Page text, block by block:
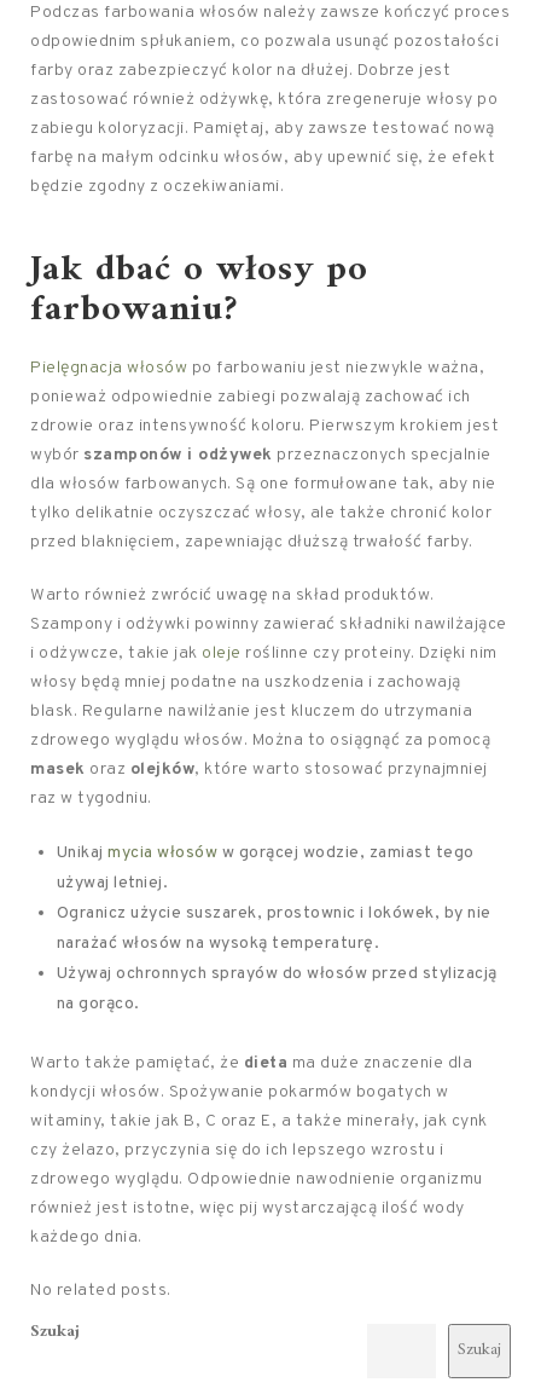
Podczas farbowania włosów należy zawsze kończyć proces
odpowiednim spłukaniem, co pozwala usunąć pozostałości
farby oraz zabezpieczyć kolor na dłużej. Dobrze jest
zastosować również odżywkę, która zregeneruje włosy po
zabiegu koloryzacji. Pamiętaj, aby zawsze testować nową
farbę na małym odcinku włosów, aby upewnić się, że efekt
będzie zgodny z oczekiwaniami.
Jak dbać o włosypo
farbowaniu?
Pielęgnacja włosów po farbowaniu jest niezwykle ważna,
ponieważ odpowiednie zabiegi pozwalają zachować ich
zdrowie oraz intensywność koloru. Pierwszym krokiem jest
wybór szamponów i odżywek przeznaczonych specjalnie
dla włosów farbowanych. Są one formułowane tak, aby nie
tylko delikatnie oczyszczać włosy, ale także chronić kolor
przed blaknięciem, zapewniając dłuższą trwałość farby.
Warto również zwrócić uwagę na skład produktów.
Szampony i odżywki powinny zawierać składniki nawilżające
i odżywcze, takie jak oleje roślinne czy proteiny. Dzięki nim
włosy będą mniej podatne na uszkodzenia i zachowają
blask. Regularne nawilżanie jest kluczem do utrzymania
zdrowego wyglądu włosów. Można to osiągnąć za pomocą
masek oraz olejków, które warto stosować przynajmniej
raz w tygodniu.
Unikajmycia włosów w gorącej wodzie, zamiast tego
używaj letniej.
Ogranicz użycie suszarek, prostownic i lokówek, by nie
narażać włosów na wysoką temperaturę.
Używaj ochronnych sprayów do włosów przed stylizacją
na gorąco.
Warto także pamiętać, że dieta ma duże znaczenie dla
kondycji włosów. Spożywanie pokarmów bogatych w
witaminy, takie jak B, C oraz E, a także minerały, jak cynk
czy żelazo, przyczynia się do ich lepszego wzrostu i
zdrowego wyglądu. Odpowiednie nawodnienie organizmu
również jest istotne, więc pij wystarczającą ilość wody
każdego dnia.
No related posts.
Szukaj
Szukaj